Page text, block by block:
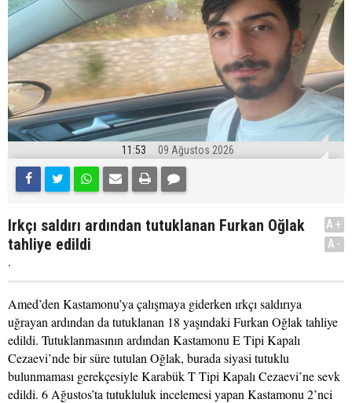
11:53 09 Ağustos 2026
Irkçı saldırı ardından tutuklanan Furkan Oğlak
tahliye edildi
.
A+
A-
Amed’den Kastamonu’ya çalışmaya giderken ırkçı saldırıya
uğrayan ardından da tutuklanan 18 yaşındaki Furkan Oğlak tahliye
edildi. Tutuklanmasının ardından Kastamonu E Tipi Kapalı
Cezaevi’nde bir süre tutulan Oğlak, burada siyasi tutuklu
bulunmaması gerekçesiyle Karabük T Tipi Kapalı Cezaevi’ne sevk
edildi. 6 Ağustos’ta tutukluluk incelemesi yapan Kastamonu 2’nci